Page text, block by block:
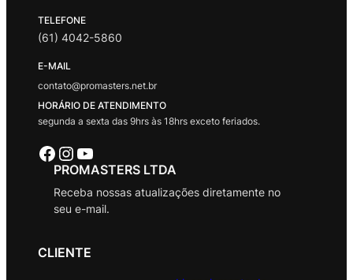
TELEFONE
(61) 4042-5860
E-MAIL
contato@promasters.net.br
HORÁRIO DE ATENDIMENTO
segunda a sexta das 9hrs às 18hrs exceto feriados.
Facebook Instagram Youtube
PROMASTERS LTDA
Receba nossas atualizações diretamente no
seu e-mail.
CLIENTE